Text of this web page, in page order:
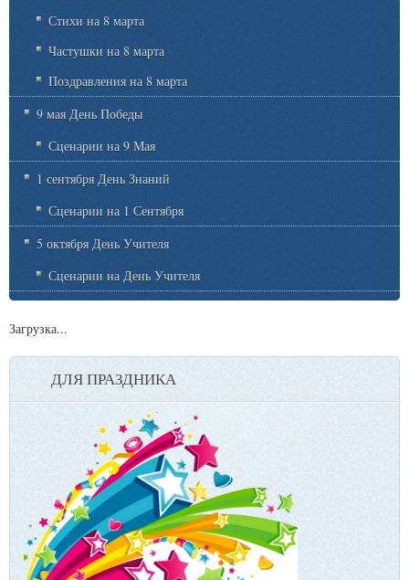
Стихи на 8 марта
Частушки на 8 марта
Поздравления на 8 марта
9 мая День Победы
Сценарии на 9 Мая
1 сентября День Знаний
Сценарии на 1 Сентября
5 октября День Учителя
Сценарии на День Учителя
Загрузка...
ДЛЯ ПРАЗДНИКА